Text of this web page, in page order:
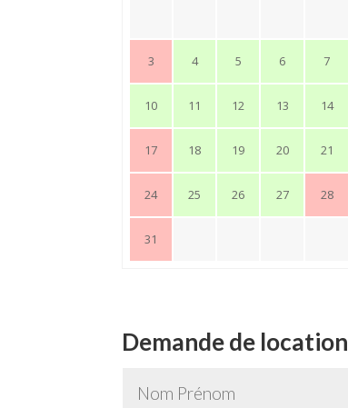
3 4 5 6 7
10 11 12 13 14
17 18 19 20 21
24 25 26 27 28
31
Demande de location